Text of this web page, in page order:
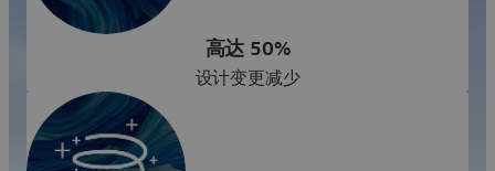
高达 50%
设计变更减少